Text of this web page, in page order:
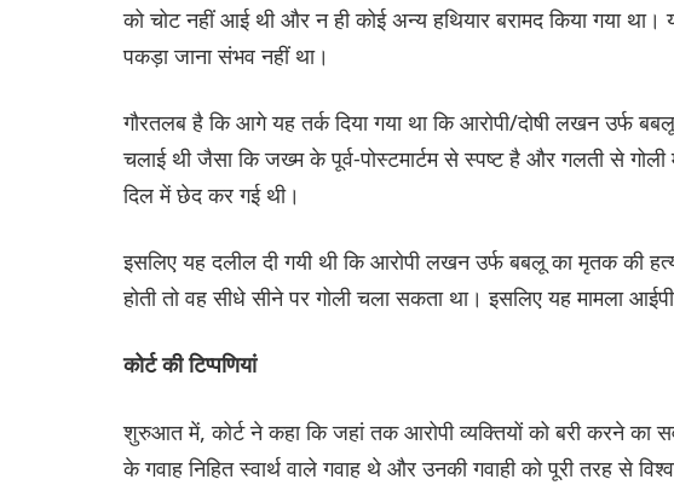
को चोट नहीं आई थी और न ही कोई अन्य हथियार बरामद किया गया था।
पकड़ा जाना संभव नहीं था।
गौरतलब है कि आगे यह तर्क दिया गया था कि आरोपी/दोषी लखन उर्फ
चलाई थी जैसा कि जख्म के पूर्व-पोस्टमार्टम से स्पष्ट है और गलती से
दिल में छेद कर गई थी।
इसलिए यह दलील दी गयी थी कि आरोपी लखन उर्फ बबलू का मृतक की
होती तो वह सीधे सीने पर गोली चला सकता था। इसलिए यह मामला
कोर्ट की टिप्पणियां
शुरुआत में, कोर्ट ने कहा कि जहां तक आरोपी व्यक्तियों को बरी करने का
के गवाह निहित स्वार्थ वाले गवाह थे और उनकी गवाही को पूरी तरह से